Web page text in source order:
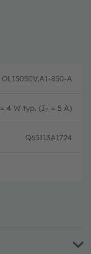
OLI5050V.A1-850-A
= 4 W typ. (IF = 5 A)
Q65113A1724